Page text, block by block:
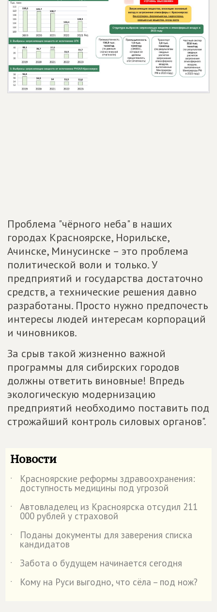
Проблема "чёрного неба" в наших
городах Красноярске, Норильске,
Ачинске, Минусинске – это проблема
политической воли и только. У
предприятий и государства достаточно
средств, а технические решения давно
разработаны. Просто нужно предпочесть
интересы людей интересам корпораций
и чиновников.
За срыв такой жизненно важной
программы для сибирских городов
должны ответить виновные! Впредь
экологическую модернизацию
предприятий необходимо поставить под
строжайший контроль силовых органов".
Новости
˙ Красноярские реформы здравоохранения:
доступность медицины под угрозой
˙
Автовладелец из Красноярска отсудил 211
000 рублей у страховой
˙
️Поданы документы для заверения списка
кандидатов
˙
Забота о будущем начинается сегодня
˙
Кому на Руси выгодно, что сёла – под нож?